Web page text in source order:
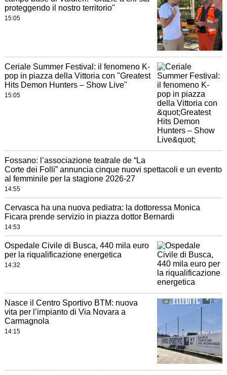
proteggendo il nostro territorio"
15:05
Ceriale Summer Festival: il fenomeno K-
pop in piazza della Vittoria con "Greatest
Hits Demon Hunters – Show Live"
15:05
Fossano: l’associazione teatrale de “La
Corte dei Folli” annuncia cinque nuovi spettacoli e un evento
al femminile per la stagione 2026-27
14:55
Cervasca ha una nuova pediatra: la dottoressa Monica
Ficara prende servizio in piazza dottor Bernardi
14:53
Ospedale Civile di Busca, 440 mila euro
per la riqualificazione energetica
14:32
Nasce il Centro Sportivo BTM: nuova
vita per l’impianto di Via Novara a
Carmagnola
14:15